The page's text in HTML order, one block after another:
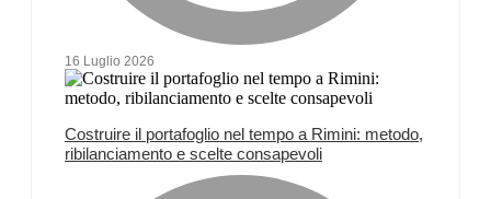
16 Luglio 2026
Costruire il portafoglio nel tempo a Rimini: metodo,
ribilanciamento e scelte consapevoli